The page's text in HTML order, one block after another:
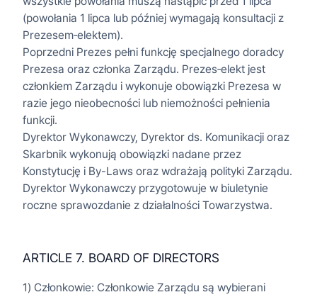
(powołania 1 lipca lub później wymagają konsultacji z
Prezesem‑elektem).
Poprzedni Prezes pełni funkcję specjalnego doradcy
Prezesa oraz członka Zarządu. Prezes‑elekt jest
członkiem Zarządu i wykonuje obowiązki Prezesa w
razie jego nieobecności lub niemożności pełnienia
funkcji.
Dyrektor Wykonawczy, Dyrektor ds. Komunikacji oraz
Skarbnik wykonują obowiązki nadane przez
Konstytucję i By-Laws oraz wdrażają polityki Zarządu.
Dyrektor Wykonawczy przygotowuje w biuletynie
roczne sprawozdanie z działalności Towarzystwa.
ARTICLE 7. BOARD OF DIRECTORS
1) Członkowie: Członkowie Zarządu są wybierani